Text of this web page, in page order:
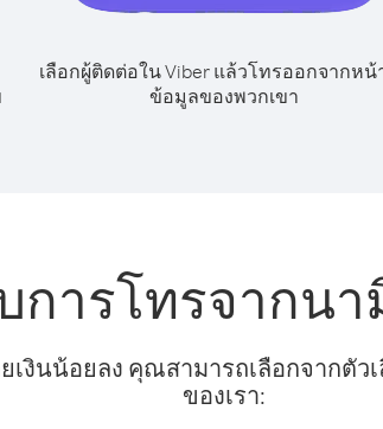
เลือกผู้ติดต่อใน Viber แล้วโทรออกจากหน้
ข้อมูลของพวกเขา
ารโทรจากนา
งินน้อยลง คุณสามารถเลือกจากตั
ของเรา: